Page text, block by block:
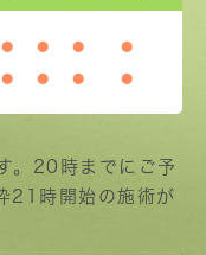
● ● ● ●
● ● ● ●
。20時までにご予
21時開始の施術が